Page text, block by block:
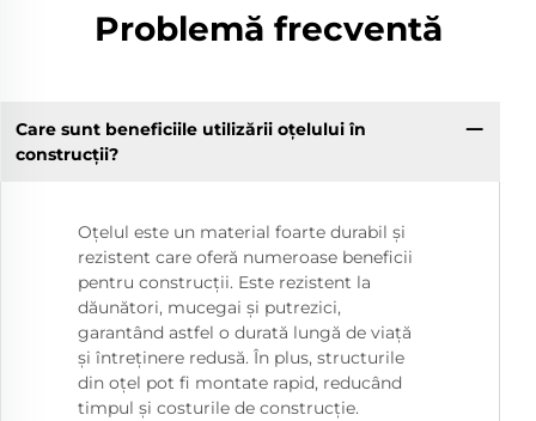
Problemă frecventă
Care sunt beneficiile utilizării oțelului în
construcții?
Oțelul este un material foarte durabil și
rezistent care oferă numeroase beneficii
pentru construcții. Este rezistent la
dăunători, mucegai și putrezici,
garantând astfel o durată lungă de viață
și întreținere redusă. În plus, structurile
din oțel pot fi montate rapid, reducând
timpul și costurile de construcție.